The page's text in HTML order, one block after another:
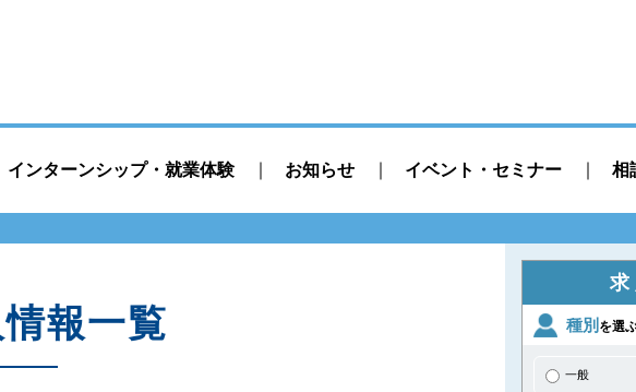
インターンシップ・就業体験 お知らせ イベント・セミナー 相
報一覧 種別 を選
一般